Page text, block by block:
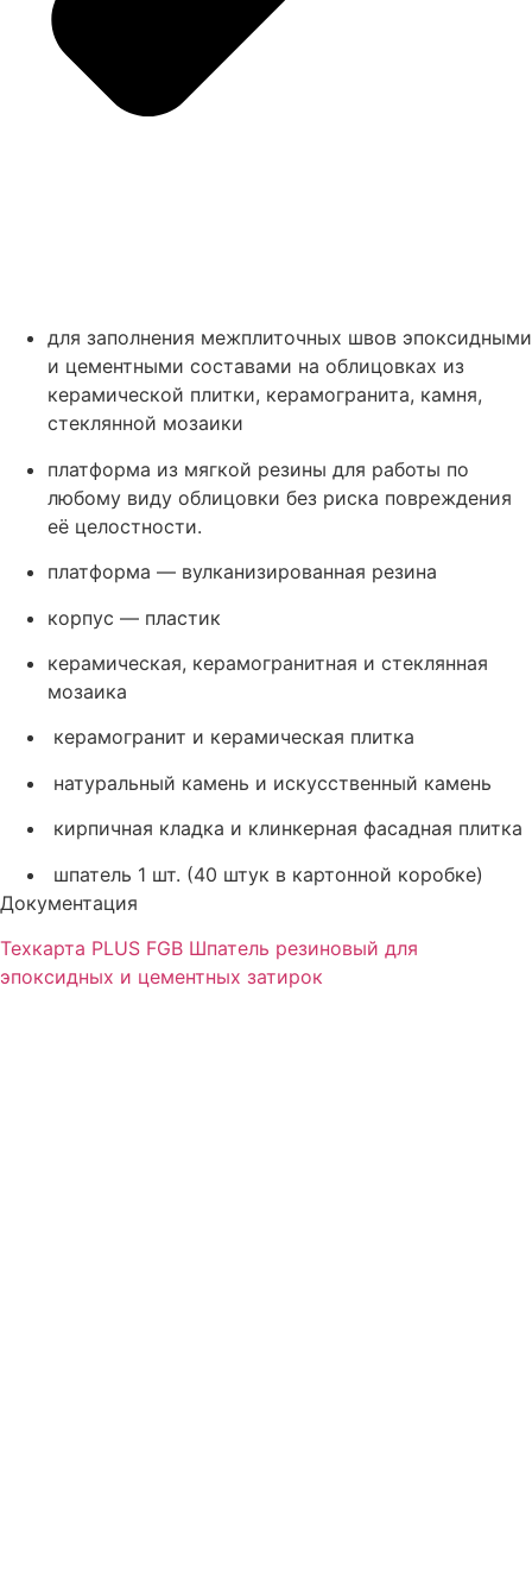
для заполнения межплиточных швов эпоксидными
и цементными составами на облицовках из
керамической плитки, керамогранита, камня,
стеклянной мозаики
платформа из мягкой резины для работы по
любому виду облицовки без риска повреждения
её целостности.
платформа — вулканизированная резина
корпус — пластик
керамическая, керамогранитная и стеклянная
мозаика
керамогранит и керамическая плитка
натуральный камень и искусственный камень
кирпичная кладка и клинкерная фасадная плитка
шпатель 1 шт. (40 штук в картонной коробке)
Документация
Техкарта PLUS FGB Шпатель резиновый для
эпоксидных и цементных затирок